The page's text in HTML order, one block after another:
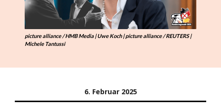
picture alliance / HMB Media | Uwe Koch | picture alliance / REUTERS |
Michele Tantussi
6. Februar 2025